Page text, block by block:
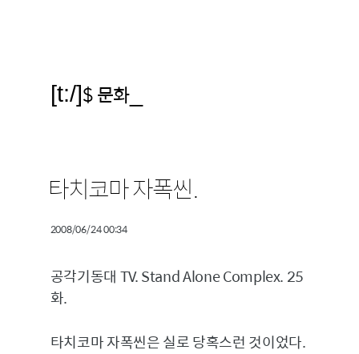
[t:/]$ 문화_
타치코마 자폭씬.
2008/06/24 00:34
공각기동대 TV. Stand Alone Complex. 25
화.
타치코마 자폭씬은 실로 당혹스런 것이었다.